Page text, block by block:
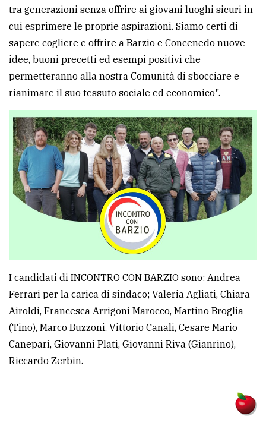
tra generazioni senza offrire ai giovani luoghi sicuri in
cui esprimere le proprie aspirazioni. Siamo certi di
sapere cogliere e offrire a Barzio e Concenedo nuove
idee, buoni precetti ed esempi positivi che
permetteranno alla nostra Comunità di sbocciare e
rianimare il suo tessuto sociale ed economico".
I candidati di INCONTRO CON BARZIO sono: Andrea
Ferrari per la carica di sindaco; Valeria Agliati, Chiara
Airoldi, Francesca Arrigoni Marocco, Martino Broglia
(Tino), Marco Buzzoni, Vittorio Canali, Cesare Mario
Canepari, Giovanni Plati, Giovanni Riva (Gianrino),
Riccardo Zerbin.